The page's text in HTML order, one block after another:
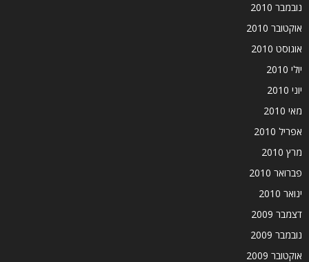
נובמבר 2010
אוקטובר 2010
אוגוסט 2010
יולי 2010
יוני 2010
מאי 2010
אפריל 2010
מרץ 2010
פברואר 2010
ינואר 2010
דצמבר 2009
נובמבר 2009
אוקטובר 2009